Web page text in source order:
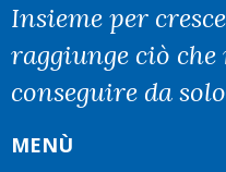
Insieme per
raggiunge ciò che
conseguire da
MENÙ